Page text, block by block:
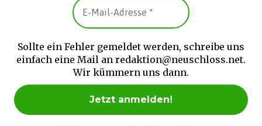
Sollte ein Fehler gemeldet werden, schreibe uns
einfach eine Mail an redaktion@neuschloss.net.
Wir kümmern uns dann.